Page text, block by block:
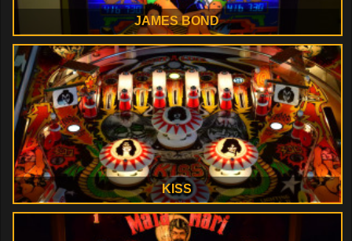
JAMES BOND
KISS